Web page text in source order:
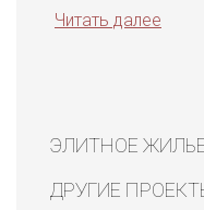
Читать далее
ЭЛИТНОЕ
ДРУГИЕ